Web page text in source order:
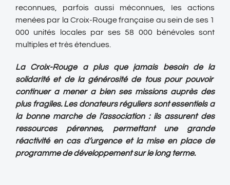
reconnues, parfois aussi méconnues, Ies actions
menées par la Croix-Rouge française au sein de ses 1
000 unités locales par ses 58 000 bénévoles sont
multiples et très étendues.
La Croix-Rouge a plus que jamais besoin de la
solidarité et de la générosité de tous pour pouvoir
continuer a mener a bien ses missions auprès des
plus fragiles. Les donateurs réguliers sont essentiels a
la bonne marche de l’association : ils assurent des
ressources pérennes, permettant une grande
réactivité en cas d’urgence et la mise en place de
programme de développement sur le long terme.